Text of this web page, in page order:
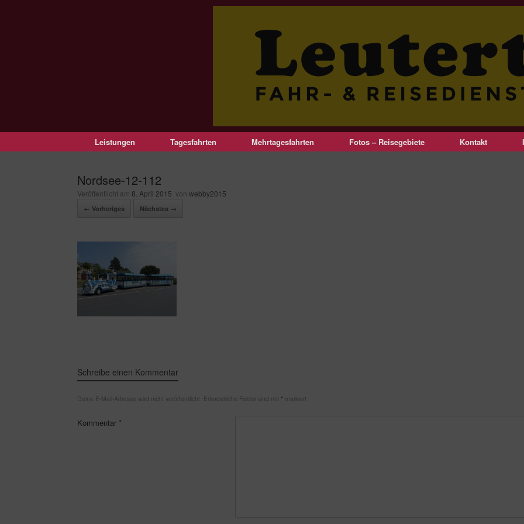
Leistungen Tagesfahrten Mehrtagesfahrten Fotos – Reisegebiete Kontakt
Nordsee-12-112
Veröffentlicht am 8. April 2015 von webby2015
← Vorheriges Nächstes →
Schreibe einen Kommentar
Deine E-Mail-Adresse wird nicht veröffentlicht. Erforderliche Felder sind mit * markiert
Kommentar *